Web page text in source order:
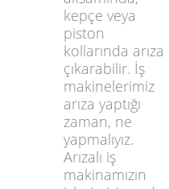
kepçe veya
piston
kollarında arıza
çıkarabilir. İş
makinelerimiz
arıza yaptığı
zaman, ne
yapmalıyız.
Arızalı iş
makinamızın